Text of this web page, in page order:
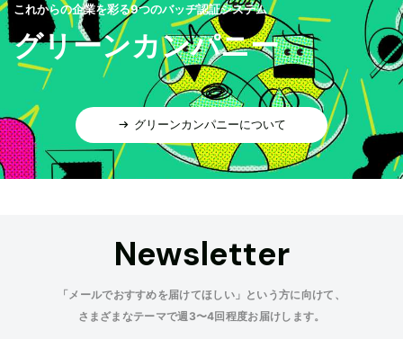
これからの企業を彩る9つのバッヂ認証システム
グリーンカンパニー
グリーンカンパニーについて
Newsletter
「メールでおすすめを届けてほしい」という方に向けて、
さまざまなテーマで週3〜4回程度お届けします。